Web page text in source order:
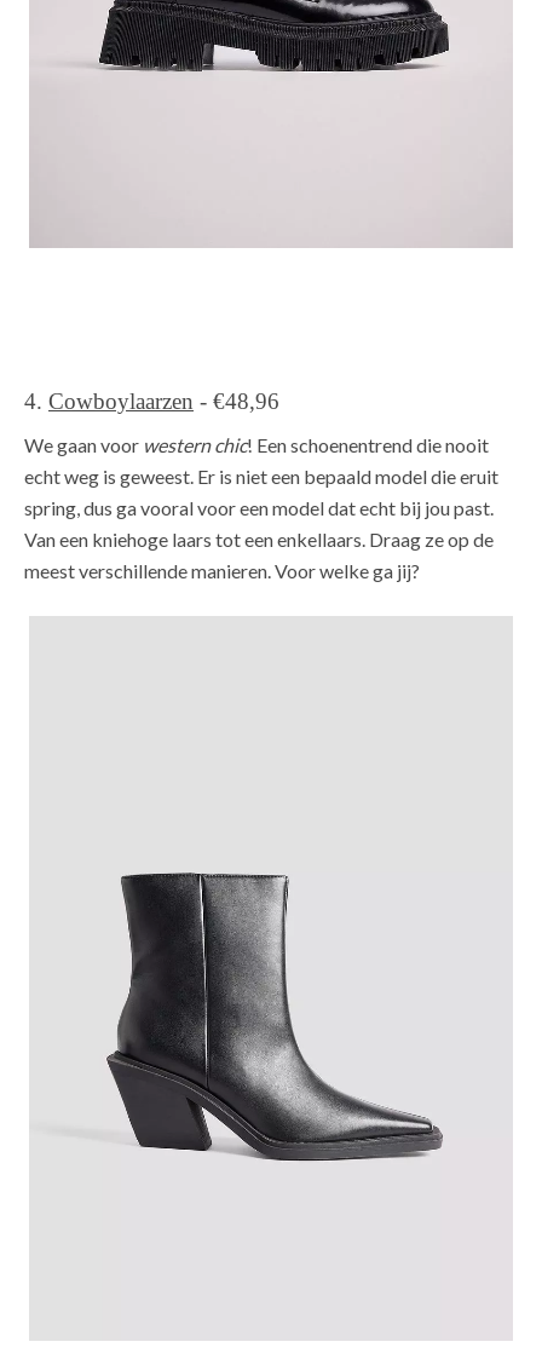
4. Cowboylaarzen - €48,96
We gaan voor western chic! Een schoenentrend die nooit
echt weg is geweest. Er is niet een bepaald model die eruit
spring, dus ga vooral voor een model dat echt bij jou past.
Van een kniehoge laars tot een enkellaars. Draag ze op de
meest verschillende manieren. Voor welke ga jij?